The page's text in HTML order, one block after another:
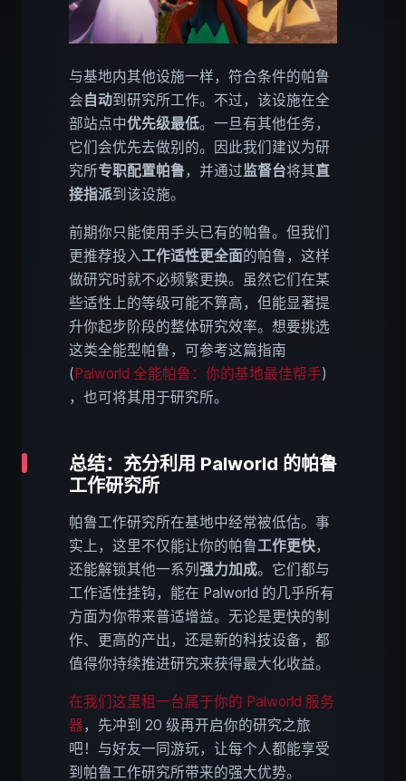
与基地内其他设施一样，符合条件的帕鲁
会自动到研究所工作。不过，该设施在全
部站点中优先级最低。一旦有其他任务，
它们会优先去做别的。因此我们建议为研
究所专职配置帕鲁，并通过监督台将其直
接指派到该设施。
前期你只能使用手头已有的帕鲁。但我们
更推荐投入工作适性更全面的帕鲁，这样
做研究时就不必频繁更换。虽然它们在某
些适性上的等级可能不算高，但能显著提
升你起步阶段的整体研究效率。想要挑选
这类全能型帕鲁，可参考这篇指南
(Palworld 全能帕鲁：你的基地最佳帮手)
，也可将其用于研究所。
总结：充分利用 Palworld 的帕鲁
工作研究所
帕鲁工作研究所在基地中经常被低估。事
实上，这里不仅能让你的帕鲁工作更快，
还能解锁其他一系列 强力加成。它们都与
工作适性挂钩，能在 Palworld 的几乎所有
方面为你带来普适增益。无论是更快的制
作、更高的产出，还是新的科技设备，都
值得你持续推进研究来获得最大化收益。
在我们这里租一台属于你的 Palworld 服务
器，先冲到 20 级再开启你的研究之旅
吧！与好友一同游玩，让每个人都能享受
到帕鲁工作研究所带来的强大优势。